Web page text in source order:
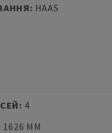
: HAAS
: 4
1626 MM